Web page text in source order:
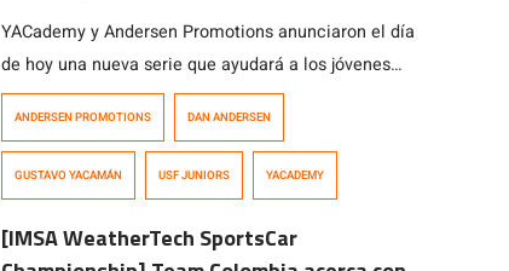
YACademy y Andersen Promotions anunciaron el día
de hoy una nueva serie que ayudará a los jóvenes
talentos a prepararse para la plataforma de desarrollo
un camino claro hacia la serie NTT IndyCar Series.
USF Juniors Presentada por Cooper Tires se lanzará en
2022 y ofrecerá […]
ANDERSEN PROMOTIONS DAN ANDERSEN
GUSTAVO YACAMÁN USF JUNIORS YACADEMY
[IMSA WeatherTech SportsCar